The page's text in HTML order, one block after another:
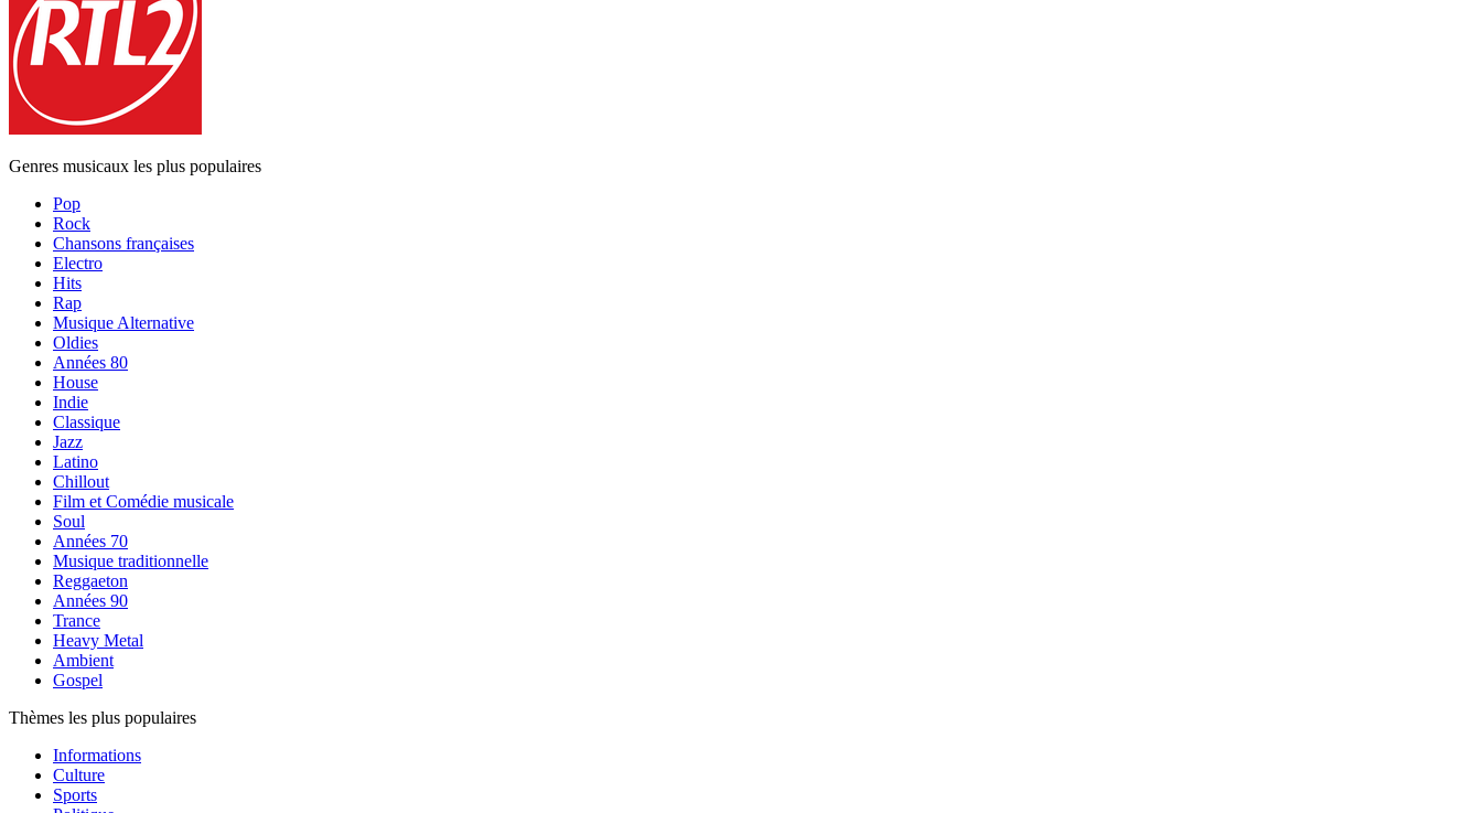
Genres musicaux les plus populaires
Pop
Rock
Chansons françaises
Electro
Hits
Rap
Musique Alternative
Oldies
Années 80
House
Indie
Classique
Jazz
Latino
Chillout
Film et Comédie musicale
Soul
Années 70
Musique traditionnelle
Reggaeton
Années 90
Trance
Heavy Metal
Ambient
Gospel
Thèmes les plus populaires
Informations
Culture
Sports